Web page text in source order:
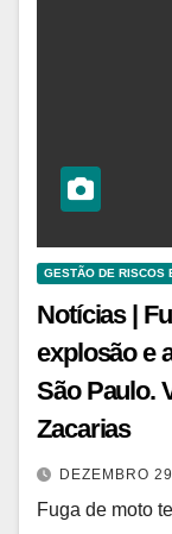
GESTÃO DE RISCOS
Notícias |
explosão e
São Paulo.
Zacarias
DEZEMBRO
Fuga de moto